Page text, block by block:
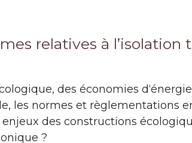
relatives à
des économies
les normes et règlementations
des constructions
?